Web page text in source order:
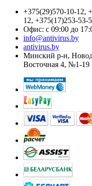
+375(29)570-10-12,
12, +375(17)253-53-
Офис: с 09:00 до
info@antivirus.by
antivirus.by
Минский р-н,
Восточная 4, №1-19